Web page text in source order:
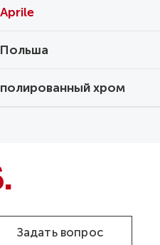
Aprile
Польша
полированный хром
Задать вопрос